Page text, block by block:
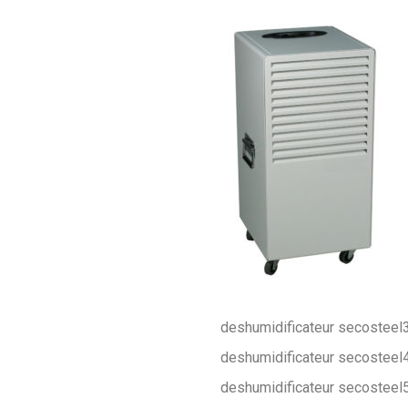
deshumidificateur
deshumidificateur
deshumidificateur